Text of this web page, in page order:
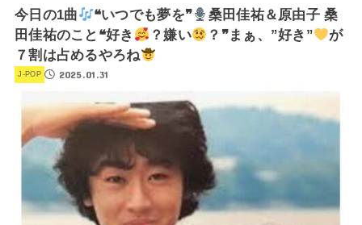
今日の1曲 ❝いつでも夢を❞
桑田佳祐＆原由子 桑
田佳祐のこと❝好き
？嫌い ？❞まぁ、”好き”
が
７割は占めるやろね
J-POP 2025.01.31